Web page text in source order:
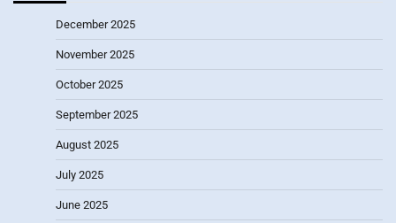
December 2025
November 2025
October 2025
September 2025
August 2025
July 2025
June 2025